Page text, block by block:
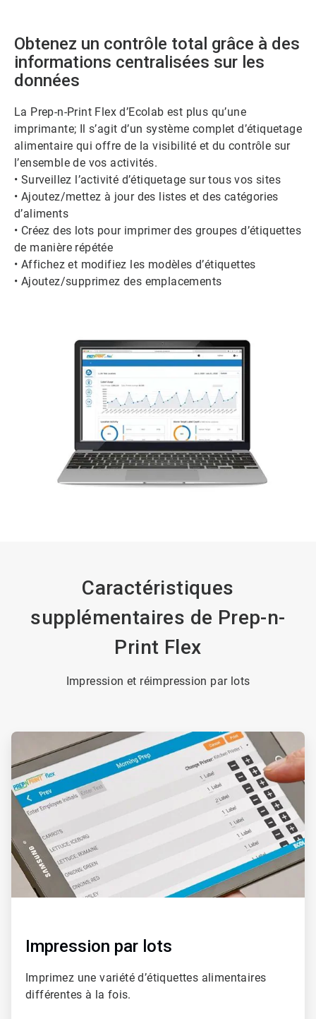
Obtenez un contrôle total grâce à des
informations centralisées sur les
données
La Prep-n-Print Flex d’Ecolab est plus qu’une
imprimante; Il s’agit d’un système complet d’étiquetage
alimentaire qui offre de la visibilité et du contrôle sur
l’ensemble de vos activités.
• Surveillez l’activité d’étiquetage sur tous vos sites
• Ajoutez/mettez à jour des listes et des catégories
d’aliments
• Créez des lots pour imprimer des groupes d’étiquettes
de manière répétée
• Affichez et modifiez les modèles d’étiquettes
• Ajoutez/supprimez des emplacements
Caractéristiques
supplémentaires de Prep-n-
Print Flex
Impression et réimpression par lots
ArticleTile
de
2
Impression par lots
Imprimez une variété d’étiquettes alimentaires
différentes à la fois.